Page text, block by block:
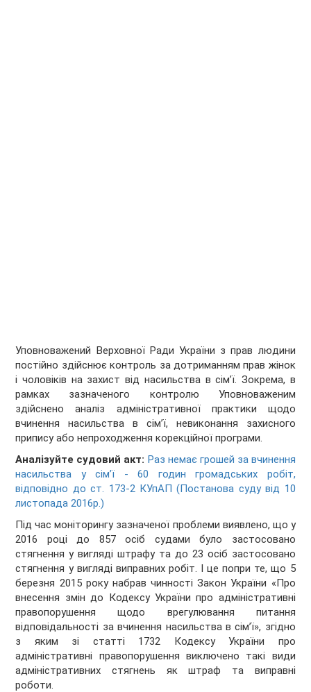
Уповноважений Верховної Ради України з прав людини
постійно здійснює контроль за дотриманням прав жінок
і чоловіків на захист від насильства в сім’ї. Зокрема, в
рамках зазначеного контролю Уповноваженим
здійснено аналіз адміністративної практики щодо
вчинення насильства в сім’ї, невиконання захисного
припису або непроходження корекційної програми.
Аналізуйте судовий акт: Раз немає грошей за вчинення
насильства у сім’ї - 60 годин громадських робіт,
відповідно до ст. 173-2 КУпАП (Постанова суду від 10
листопада 2016р.)
Під час моніторингу зазначеної проблеми виявлено, що у
2016 році до 857 осіб судами було застосовано
стягнення у вигляді штрафу та до 23 осіб застосовано
стягнення у вигляді виправних робіт. І це попри те, що 5
березня 2015 року набрав чинності Закон України «Про
внесення змін до Кодексу України про адміністративні
правопорушення щодо врегулювання питання
відповідальності за вчинення насильства в сім’ї», згідно
з яким зі статті 1732 Кодексу України про
адміністративні правопорушення виключено такі види
адміністративних стягнень як штраф та виправні
роботи.